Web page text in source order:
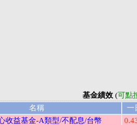
基金績效(可點
名稱
一
收益基金-A類型/不配息/台幣